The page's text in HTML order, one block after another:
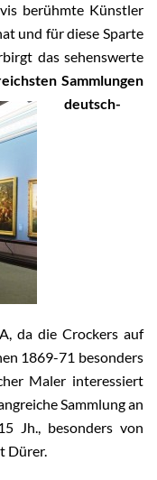
berühmte Künstler
und für diese Sparte
das sehenswerte
Sammlungen
deutsch-
da die Crockers auf
1869-71 besonders
Maler interessiert
Sammlung an
Jh., besonders von
Dürer.